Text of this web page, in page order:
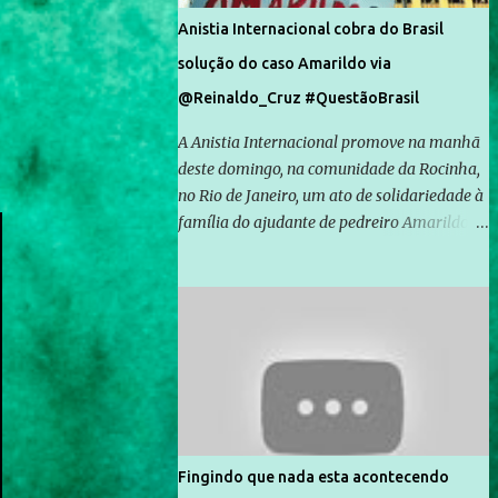
Anistia Internacional cobra do Brasil
solução do caso Amarildo via
@Reinaldo_Cruz #QuestãoBrasil
A Anistia Internacional promove na manhã
deste domingo, na comunidade da Rocinha,
no Rio de Janeiro, um ato de solidariedade à
família do ajudante de pedreiro Amarildo de
Rocinha. A assessora de Direitos Humanos
da Anistia Internacional, Renata Neder, disse
à Agência Brasil que ações e atividades de
mobilização são feitas normalmente pela
organização não governamental. As ações
de solidariedade são promovidas em apoio
Fingindo que nada esta acontecendo